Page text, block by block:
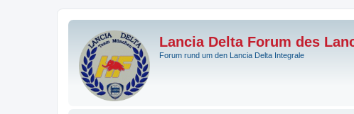
Lancia Delta Forum des
Forum rund um den Lancia Delta Integrale